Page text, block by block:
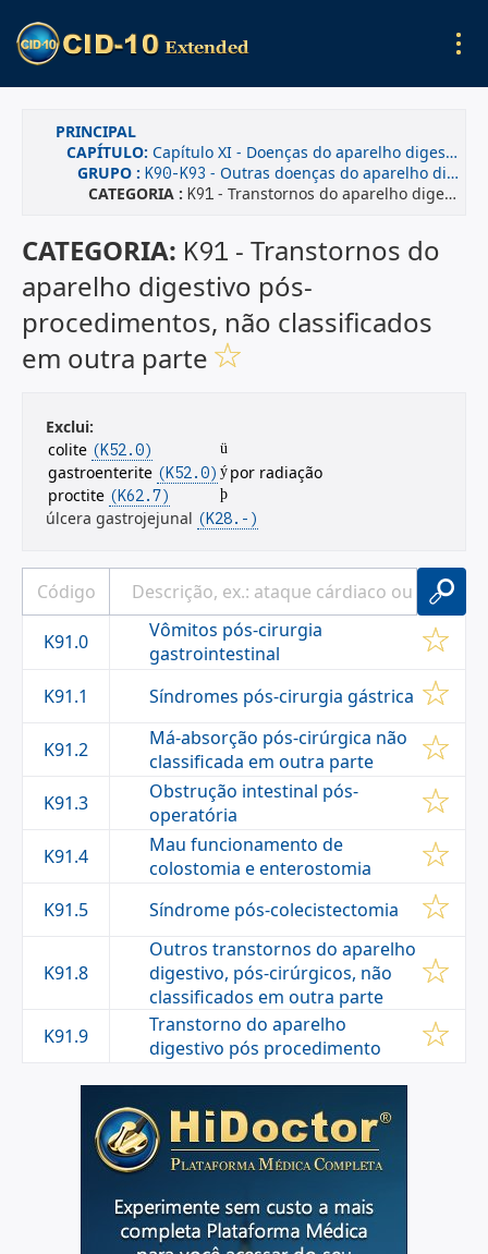
PRINCIPAL
CAPÍTULO: Capítulo XI - Doenças do aparelho digestivo
GRUPO : K90-K93 - Outras doenças do aparelho digestivo
CATEGORIA : K91 - Transtornos do aparelho digestivo pós-procedimentos, não classificados em outra parte
CATEGORIA: K91 - Transtornos do
aparelho digestivo pós-
procedimentos, não classificados
em outra parte
Exclui:
colite (K52.0) ü
gastroenterite (K52.0) ý por radiação
proctite (K62.7) þ
úlcera gastrojejunal (K28.-)
K91.0
Vômitos pós-cirurgia
gastrointestinal
K91.1
Síndromes pós-cirurgia gástrica
K91.2
Má-absorção pós-cirúrgica não
classificada em outra parte
K91.3
Obstrução intestinal pós-
operatória
K91.4
Mau funcionamento de
colostomia e enterostomia
K91.5
Síndrome pós-colecistectomia
K91.8
Outros transtornos do aparelho
digestivo, pós-cirúrgicos, não
classificados em outra parte
K91.9
Transtorno do aparelho
digestivo pós procedimento